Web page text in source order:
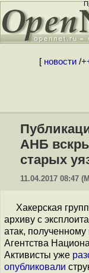
[ новости/
АНБ
старых
11.04.2017 08:47
Хакерская
архиву с
атак, полученному
Агентства
Активисты уже
опубликовали